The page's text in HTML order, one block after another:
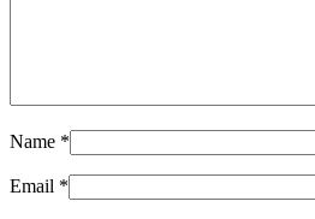
Name *
Email *